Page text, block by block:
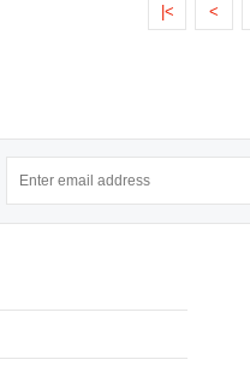
|< <